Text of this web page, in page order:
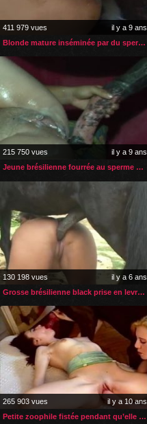
411 979 vues
il y a 9 ans
Blonde mature inséminée par du sperme de poney
215 750 vues
il y a 9 ans
Jeune brésilienne fourrée au sperme de cheval
130 198 vues
il y a 6 ans
Grosse brésilienne black prise en levrette par son âne
265 903 vues
il y a 10 ans
Petite zoophile fistée pendant qu’elle suce son chien